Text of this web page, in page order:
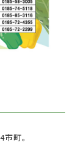
町。